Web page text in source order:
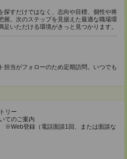
探すだけではなく、志向や目標、個性や将
握。次のステップを見据えた最適な職場環
いただける環境がきっと見つかります。
担当がフォローのため定期訪問。いつでも
リー
てのご案内
※Web登録（電話面談1回、または面談な